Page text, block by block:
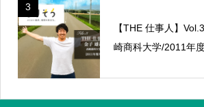
3
【THE 仕事人】
崎商科大学/2011年度